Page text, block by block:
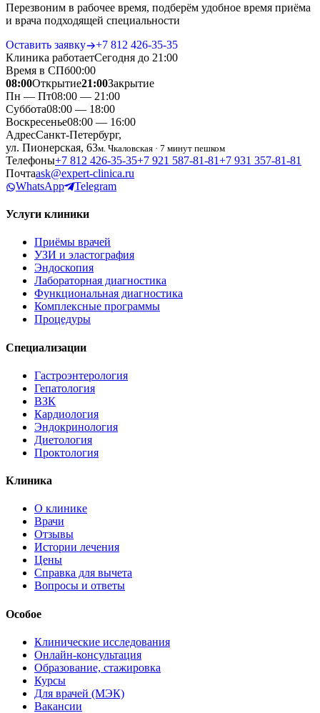
Перезвоним в рабочее время, подберём удобное время приёма
и врача подходящей специальности
Оставить заявку
+7 812 426‑35‑35
Клиника работаетСегодня до 21:00
Время в СПб00:00
08:00Открытие21:00Закрытие
Пн — Пт08:00 — 21:00
Суббота08:00 — 18:00
Воскресенье08:00 — 16:00
АдресСанкт-Петербург,
ул. Пионерская, 63м. Чкаловская · 7 минут пешком
Телефоны+7 812 426‑35‑35+7 921 587‑81‑81+7 931 357‑81‑81
Почтаask@expert-clinica.ru
WhatsApp
Telegram
Услуги клиники
Приёмы врачей
УЗИ и эластография
Эндоскопия
Лабораторная диагностика
Функциональная диагностика
Комплексные программы
Процедуры
Специализации
Гастроэнтерология
Гепатология
ВЗК
Кардиология
Эндокринология
Диетология
Проктология
Клиника
О клинике
Врачи
Отзывы
Истории лечения
Цены
Справка для вычета
Вопросы и ответы
Особое
Клинические исследования
Онлайн-консультация
Образование, стажировка
Курсы
Для врачей (МЭК)
Вакансии